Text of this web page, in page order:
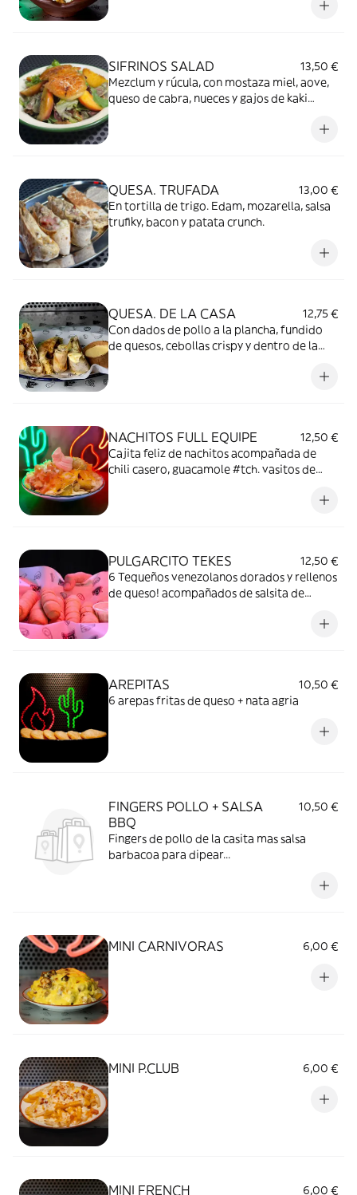
SIFRINOS SALAD
13,50 €
Mezclum y rúcula, con mostaza miel, aove,
queso de cabra, nueces y gajos de kaki
QUESA. TRUFADA
13,00 €
En tortilla de trigo. Edam, mozarella, salsa
trufiky, bacon y patata crunch.
QUESA. DE LA CASA
12,75 €
Con dados de pollo a la plancha, fundido
de quesos, cebollas crispy y dentro de la
NACHITOS FULL EQUIPE
12,50 €
Cajita feliz de nachitos acompañada de
chili casero, guacamole #tch. vasitos de
PULGARCITO TEKES
12,50 €
6 Tequeños venezolanos dorados y rellenos
de queso! acompañados de salsita de
AREPITAS
10,50 €
6 arepas fritas de queso + nata agria
FINGERS POLLO + SALSA
BBQ
10,50 €
Fingers de pollo de la casita mas salsa
barbacoa para dipear...
MINI CARNIVORAS 6,00 €
MINI P.CLUB 6,00 €
MINI FRENCH 6,00 €